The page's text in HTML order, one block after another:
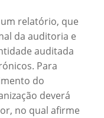
relatório, que
da auditoria e
auditada
Para
do
deverá
no qual afirme